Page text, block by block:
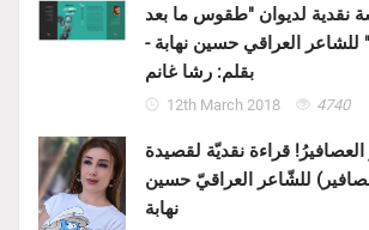
نقدية لديوان "طقوس ما بعد
للشاعر العراقي حسين نهابة -
بقلم: رشا غانم
12th March 2018 4740
قراءة نقديّة لقصيدة
للشّاعر العراقيّ حسين
نهابة